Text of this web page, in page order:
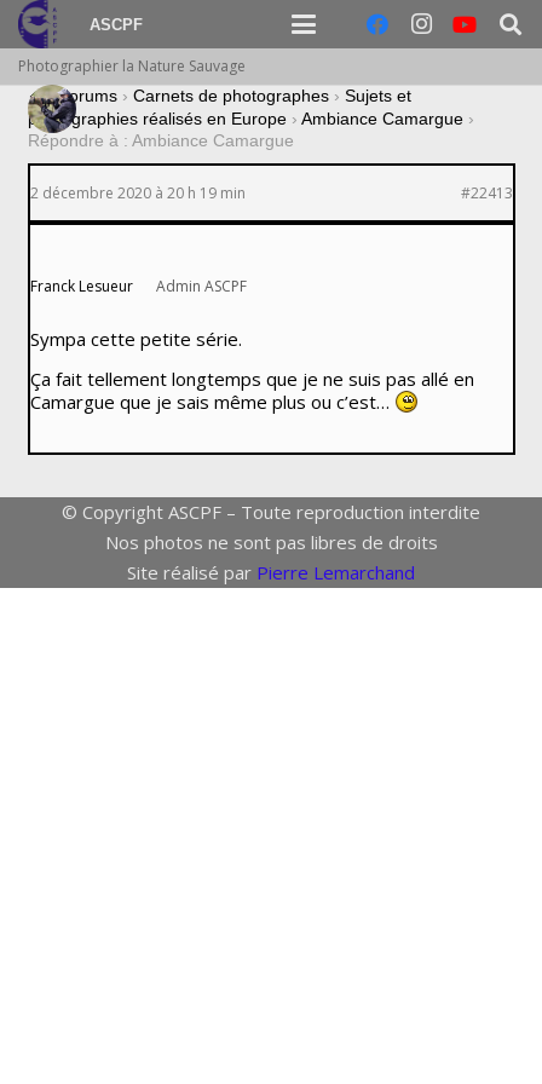
ASCPF
Photographier la Nature Sauvage
› Forums › Carnets de photographes › Sujets et
photographies réalisés en Europe › Ambiance Camargue ›
Répondre à : Ambiance Camargue
2 décembre 2020 à 20 h 19 min #22413
Franck Lesueur Admin ASCPF
Sympa cette petite série.
Ça fait tellement longtemps que je ne suis pas allé en
Camargue que je sais même plus ou c’est…
© Copyright ASCPF – Toute reproduction interdite
Nos photos ne sont pas libres de droits
Site réalisé par Pierre Lemarchand